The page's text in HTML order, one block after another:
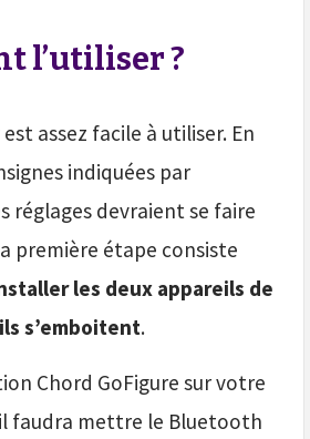
l’utiliser ?
assez facile à utiliser. En
indiquées par
réglages devraient se faire
première étape consiste
les deux appareils de
s’emboitent.
Chord GoFigure sur votre
faudra mettre le Bluetooth